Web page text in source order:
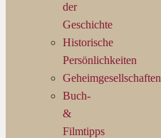
der
Geschichte
Historische
Persönlichkeiten
Geheimgesellschaften
Buch-
&
Filmtipps